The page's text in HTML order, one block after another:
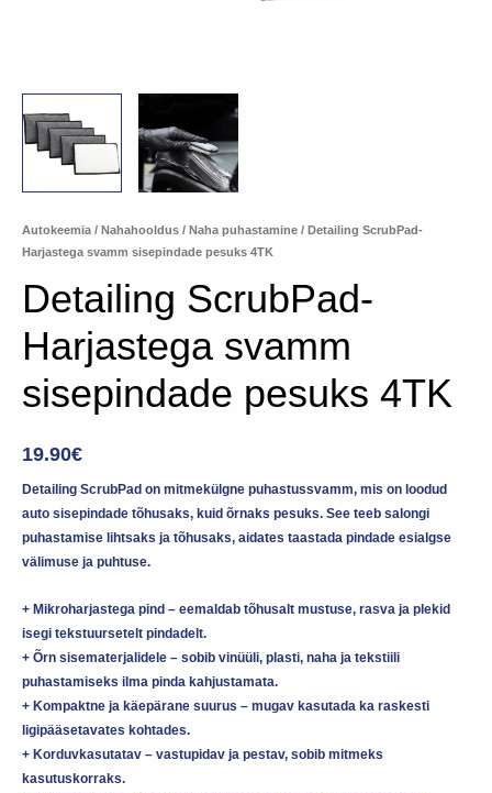
Autokeemia / Nahahooldus / Naha puhastamine / Detailing ScrubPad-
Harjastega svamm sisepindade pesuks 4TK
Detailing ScrubPad-
Harjastega svamm
sisepindade pesuks 4TK
19.90€
Detailing ScrubPad on mitmekülgne puhastussvamm, mis on loodud
auto sisepindade tõhusaks, kuid õrnaks pesuks. See teeb salongi
puhastamise lihtsaks ja tõhusaks, aidates taastada pindade esialgse
välimuse ja puhtuse.
+ Mikroharjastega pind – eemaldab tõhusalt mustuse, rasva ja plekid
isegi tekstuursetelt pindadelt.
+ Õrn sisematerjalidele – sobib vinüüli, plasti, naha ja tekstiili
puhastamiseks ilma pinda kahjustamata.
+ Kompaktne ja käepärane suurus – mugav kasutada ka raskesti
ligipääsetavates kohtades.
+ Korduvkasutatav – vastupidav ja pestav, sobib mitmeks
kasutuskorraks.